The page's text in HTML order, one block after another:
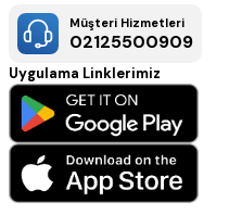
Müşteri Hizmetleri
02125500909
Uygulama Linklerimiz